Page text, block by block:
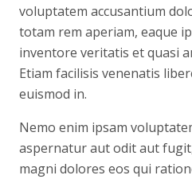
voluptatem accusantium
totam rem aperiam, eaque
inventore veritatis et quasi
Etiam facilisis venenatis
euismod in.
Nemo enim ipsam
aspernatur aut odit aut
magni dolores eos qui